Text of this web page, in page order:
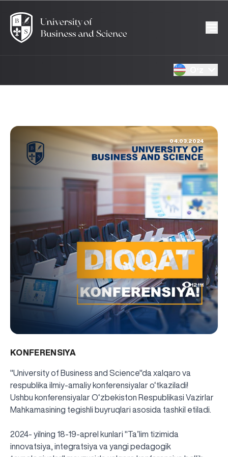
04.03.2024
12111
KONFERENSIYA
"University of Business and Science"da xalqaro va
respublika ilmiy-amaliy konferensiyalar o‘tkaziladi!
Ushbu konferensiyalar O‘zbekiston Respublikasi Vazirlar
Mahkamasining tegishli buyruqlari asosida tashkil etiladi.
2024- yilning 18-19-aprel kunlari "Ta’lim tizimida
innovatsiya, integratsiya va yangi pedagogik